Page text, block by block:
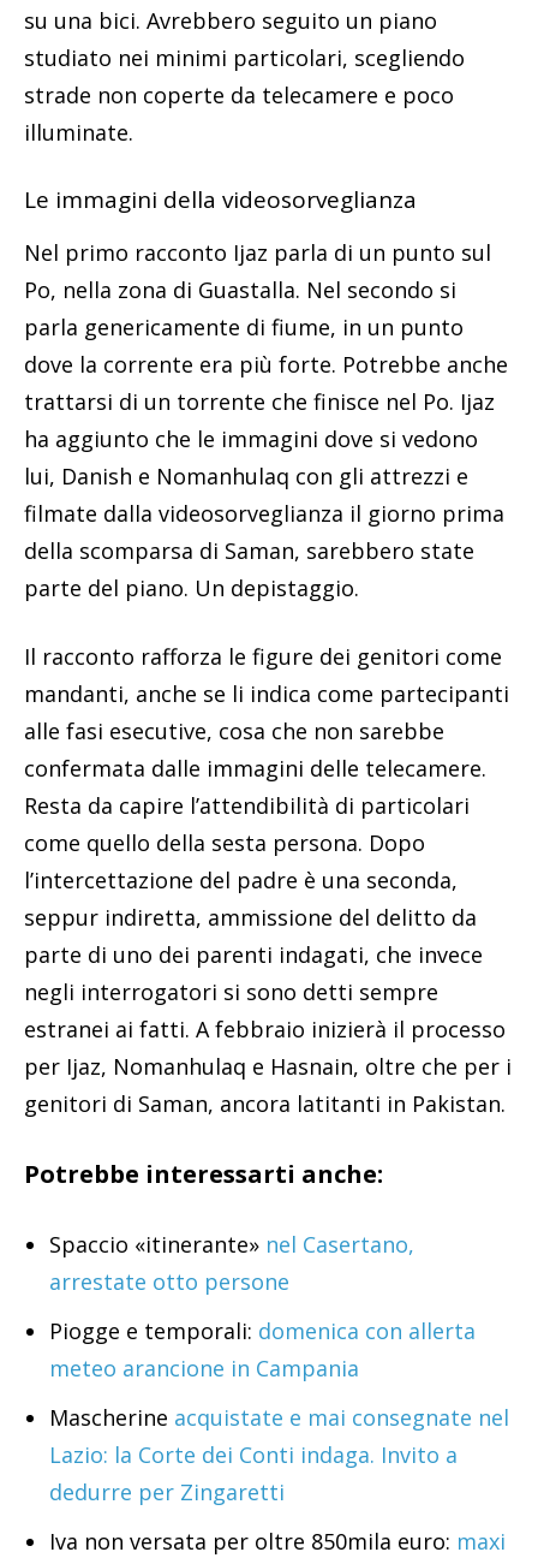
su una bici. Avrebbero seguito un piano
studiato nei minimi particolari, scegliendo
strade non coperte da telecamere e poco
illuminate.
Le immagini della videosorveglianza
Nel primo racconto Ijaz parla di un punto sul
Po, nella zona di Guastalla. Nel secondo si
parla genericamente di fiume, in un punto
dove la corrente era più forte. Potrebbe anche
trattarsi di un torrente che finisce nel Po. Ijaz
ha aggiunto che le immagini dove si vedono
lui, Danish e Nomanhulaq con gli attrezzi e
filmate dalla videosorveglianza il giorno prima
della scomparsa di Saman, sarebbero state
parte del piano. Un depistaggio.
Il racconto rafforza le figure dei genitori come
mandanti, anche se li indica come partecipanti
alle fasi esecutive, cosa che non sarebbe
confermata dalle immagini delle telecamere.
Resta da capire l’attendibilità di particolari
come quello della sesta persona. Dopo
l’intercettazione del padre è una seconda,
seppur indiretta, ammissione del delitto da
parte di uno dei parenti indagati, che invece
negli interrogatori si sono detti sempre
estranei ai fatti. A febbraio inizierà il processo
per Ijaz, Nomanhulaq e Hasnain, oltre che per i
genitori di Saman, ancora latitanti in Pakistan.
Potrebbe interessarti anche:
Spaccio «itinerante» nel Casertano,
arrestate otto persone
Piogge e temporali: domenica con allerta
meteo arancione in Campania
Mascherine acquistate e mai consegnate nel
Lazio: la Corte dei Conti indaga. Invito a
dedurre per Zingaretti
Iva non versata per oltre 850mila euro: maxi